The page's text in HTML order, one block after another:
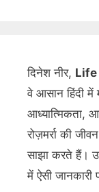
दिनेश नीर, Life
वे आसान हिंदी में
आध्यात्मिकता,
रोज़मर्रा की
साझा करते हैं।
में ऐसी